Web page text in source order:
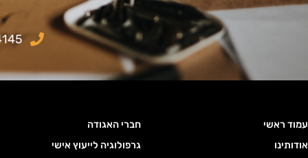
עמוד ראשי
אודותינו
חברי האגודה
גרפולוגיה לייעוץ אישי